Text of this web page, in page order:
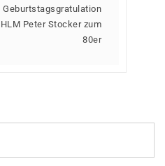
Geburtstagsgratulation
HLM Peter Stocker zum
80er